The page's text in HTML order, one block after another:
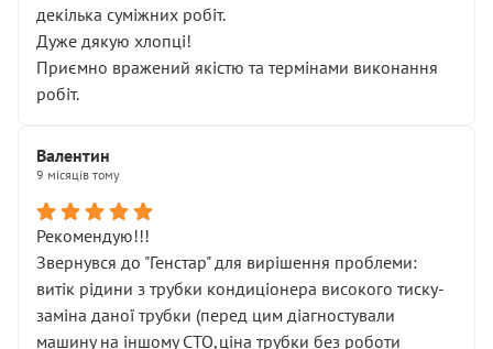
декілька суміжних робіт.
Дуже дякую хлопці!
Приємно вражений якістю та термінами виконання
робіт.
Валентин
9 місяців тому
Рекомендую!!!
Звернувся до "Генстар" для вирішення проблеми:
витік рідини з трубки кондиціонера високого тиску-
заміна даної трубки (перед цим діагностували
машину на іншому СТО,ціна трубки без роботи